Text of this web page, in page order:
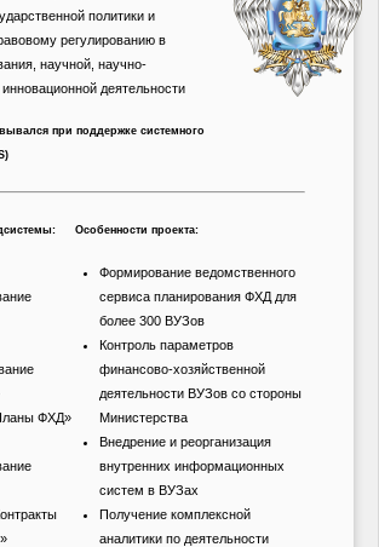
политики и
регулированию в
научной, научно-
деятельности
при поддержке системного
ФХД»
Особенности проекта:
Формирование ведомственного
сервиса планирования ФХД для
более 300 ВУЗов
Контроль параметров
финансово-хозяйственной
деятельности ВУЗов со стороны
Министерства
Внедрение и реорганизация
внутренних информационных
систем в ВУЗах
Получение комплексной
аналитики по деятельности